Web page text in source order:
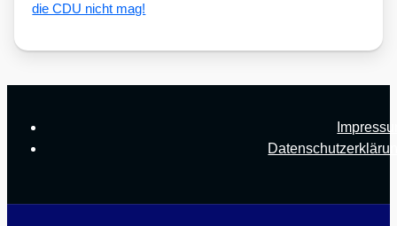
die CDU nicht mag!